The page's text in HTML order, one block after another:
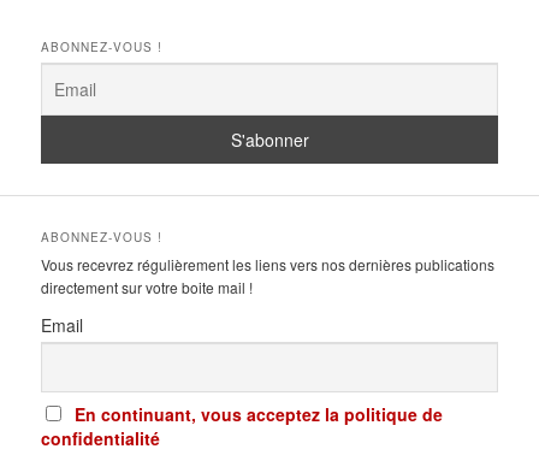
ABONNEZ-VOUS !
ABONNEZ-VOUS !
Vous recevrez régulièrement les liens vers nos dernières publications
directement sur votre boite mail !
Email
En continuant, vous acceptez la politique de
confidentialité